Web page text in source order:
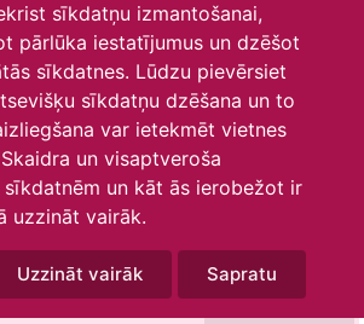
sīkdatņu izmantošanai,
pārlūka iestatījumus un dzēšot
sīkdatnes. Lūdzu pievērsiet
sīkdatņu dzēšana un to
var ietekmēt vietnes
un visaptveroša
un kāt ās ierobežot ir
uzzināt vairāk.
Uzzināt vairāk Sapratu
T S
6 7 9
13 14 15 16